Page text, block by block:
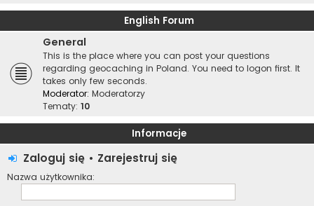
English Forum
General
This is the place where you can post your questions
regarding geocaching in Poland. You need to logon first. It
takes only few seconds.
Moderator: Moderatorzy
Tematy: 10
Informacje
Zaloguj się • Zarejestruj się
Nazwa użytkownika: